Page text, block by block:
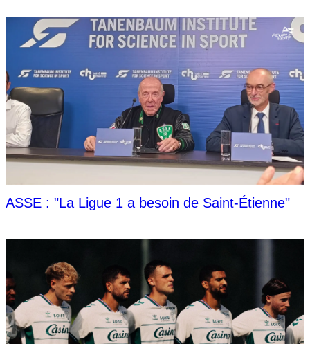
ASSE : "La Ligue 1 a besoin de Saint-Étienne"